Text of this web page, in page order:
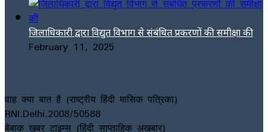
जिलाधिकारी द्वारा विद्युत विभाग से संबंधित प्रकरणों की समीक्षा की
February 11, 2025
वाह क्या बात है (राष्ट्रीय हिंदी मासिक पत्रिका)
RNI.Delhi.2008/50588
बेबाक खबर टाइम्स (हिंदी साप्ताहिक अखबार)